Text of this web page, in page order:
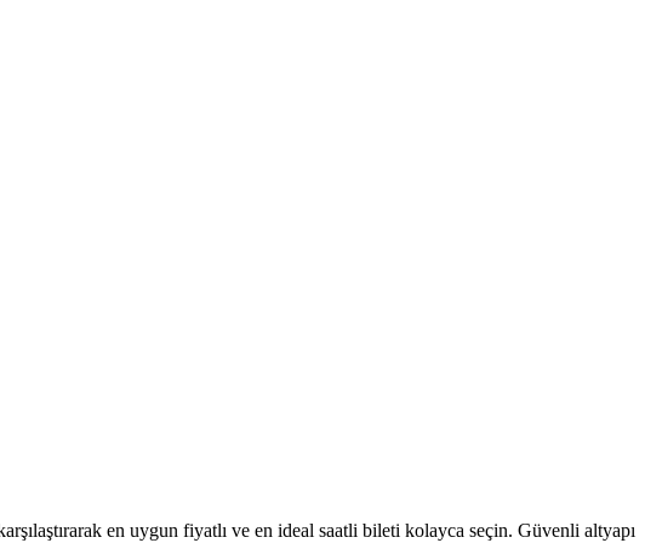
en uygun fiyatlı ve en ideal saatli bileti kolayca seçin. Güvenli altyapı